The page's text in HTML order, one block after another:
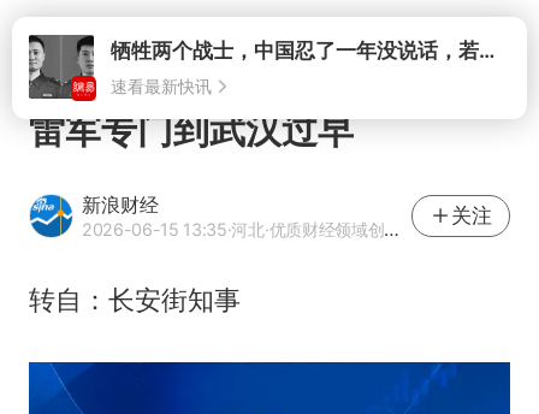
打开牺牲两个战士，中国忍了一年没说话，若菲律宾死了人，他会开战吗
速看最新快讯
雷军专门到武汉过早
新浪财经
2026-06-15 13:35·河北·优质财经领域创作者
关注
转自：长安街知事